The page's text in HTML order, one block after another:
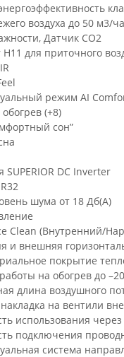
воздуха до 50 м3/
Датчик CO2
для приточного
режим AI
(+8)
сон”
SUPERIOR DC Inverter
шума от 18 Дб(А)
Clean (Внутренний/
и внешняя
покрытие
на обогрев до
длина воздушного
на вентили
использования через
подключения
система